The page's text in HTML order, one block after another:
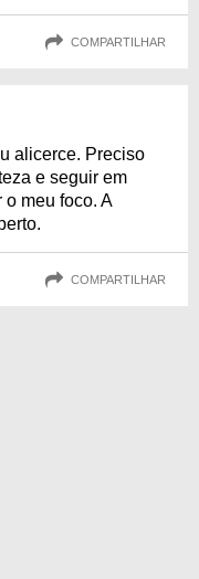
COMPARTILHAR
alicerce. Preciso
e seguir em
meu foco. A
COMPARTILHAR